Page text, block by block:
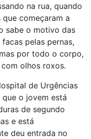
na rua, quando
começaram a
sabe o motivo das
pelas pernas,
por todo o corpo,
olhos roxos.
de Urgências
o jovem está
de segundo
e está
deu entrada no